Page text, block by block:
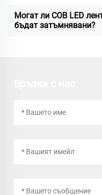
Могат ли COB LED
бъдат затъмнявани?